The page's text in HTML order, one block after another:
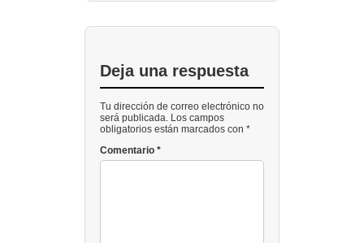
Deja una respuesta
Tu dirección de correo electrónico no
será publicada. Los campos
obligatorios están marcados con *
Comentario *